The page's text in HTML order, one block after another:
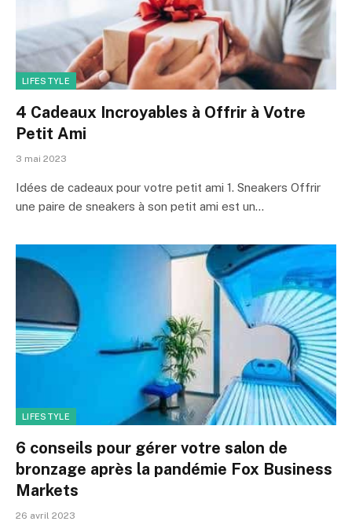
LIFESTYLE
4 Cadeaux Incroyables à Offrir à Votre
Petit Ami
3 mai 2023
Idées de cadeaux pour votre petit ami 1. Sneakers Offrir
une paire de sneakers à son petit ami est un…
LIFESTYLE
6 conseils pour gérer votre salon de
bronzage après la pandémie Fox Business
Markets
26 avril 2023